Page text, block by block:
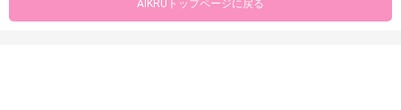
AIKRUトップページに戻る